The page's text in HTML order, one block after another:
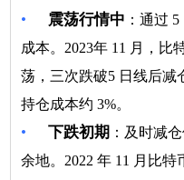
• 震荡行情中 ：通过
成本。2023年 11 月，比
荡，三次跌破5 日线后减
持仓成本约 3%。
• 下跌初期 ：及时减
余地。2022 年 11 月比特